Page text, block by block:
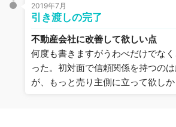
2019年7月
引き渡しの完了
不動産会社に改善して欲しい点
何度も書きますがうわべだけでな
った。初対面で信頼関係を持つの
が、もっと売り主側に立って欲しか